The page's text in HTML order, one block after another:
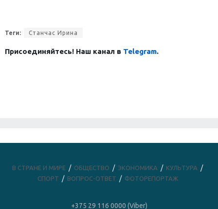
Теги: Станчас Ирина
Присоединяйтесь! Наш канал в Telegram.
В СТРАНЕ И МИРЕ ОБЩЕСТВО ЭКОНОМИКА
КУЛЬТУРА
СПОРТ
ВОПРОС-ОТВЕТ ФОТОРЕПОРТАЖ
+375 29 116 0000 (Viber)